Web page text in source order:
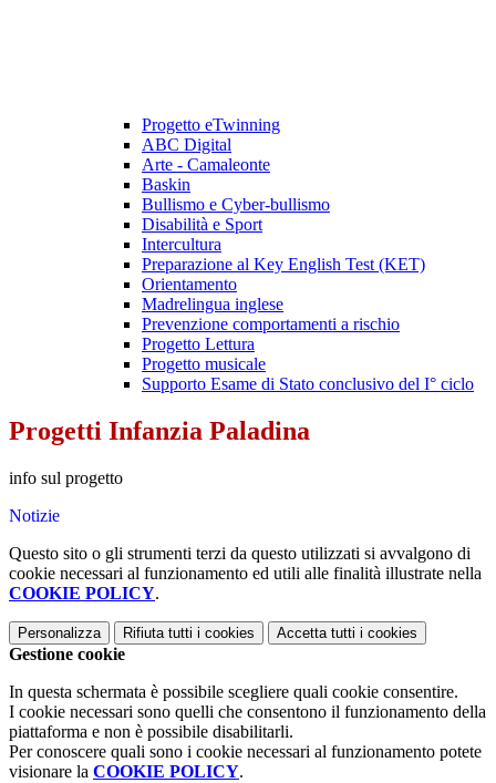
Progetto eTwinning
ABC Digital
Arte - Camaleonte
Baskin
Bullismo e Cyber-bullismo
Disabilità e Sport
Intercultura
Preparazione al Key English Test (KET)
Orientamento
Madrelingua inglese
Prevenzione comportamenti a rischio
Progetto Lettura
Progetto musicale
Supporto Esame di Stato conclusivo del I° ciclo
Progetti Infanzia Paladina
info sul progetto
Notizie
Questo sito o gli strumenti terzi da questo utilizzati si avvalgono di
cookie necessari al funzionamento ed utili alle finalità illustrate nella
COOKIE POLICY.
Personalizza Rifiuta tutti i cookies Accetta tutti i cookies
Gestione cookie
In questa schermata è possibile scegliere quali cookie consentire.
I cookie necessari sono quelli che consentono il funzionamento della
piattaforma e non è possibile disabilitarli.
Per conoscere quali sono i cookie necessari al funzionamento potete
visionare la COOKIE POLICY.